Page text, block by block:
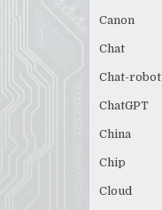
Canon
Chat
Chat-robot
ChatGPT
China
Chip
Cloud